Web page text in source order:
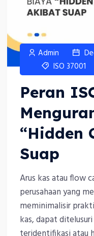
Admin
ISO 37001
Peran
“Hidden
Suap
Arus kas atau flow
perusahaan yang
meminimalisir
kas, dapat